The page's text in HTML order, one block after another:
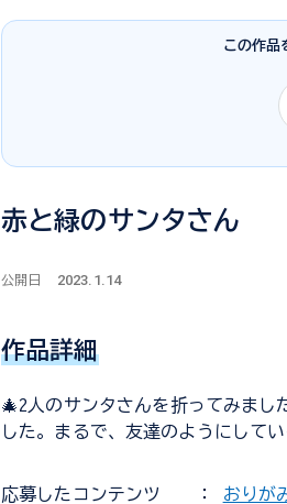
この作品
赤と緑のサンタさん
公開日 2023.1.14
作品詳細
🎄2人のサンタさんを折ってみまし
した。まるで、友達のようにして
応募した コンテンツ ： おりが